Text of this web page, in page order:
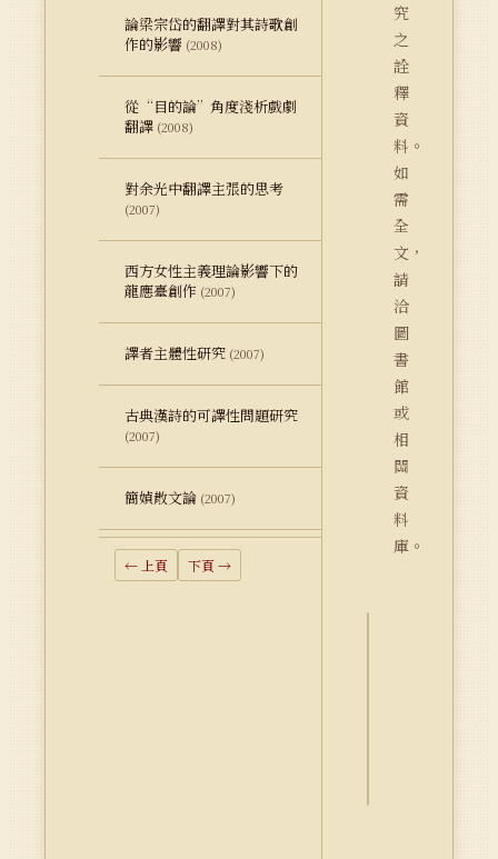
論梁宗岱的翻譯對其詩歌創
作的影響 (2008)
從“目的論”角度淺析戲劇
翻譯 (2008)
對余光中翻譯主張的思考
(2007)
西方女性主義理論影響下的
龍應臺創作 (2007)
譯者主體性研究 (2007)
古典漢詩的可譯性問題研究
(2007)
簡媜散文論 (2007)
← 上頁 下頁 →
究
之
詮
釋
資
料。
如
需
全
文，
請
洽
圖
書
館
或
相
關
資
料
庫。